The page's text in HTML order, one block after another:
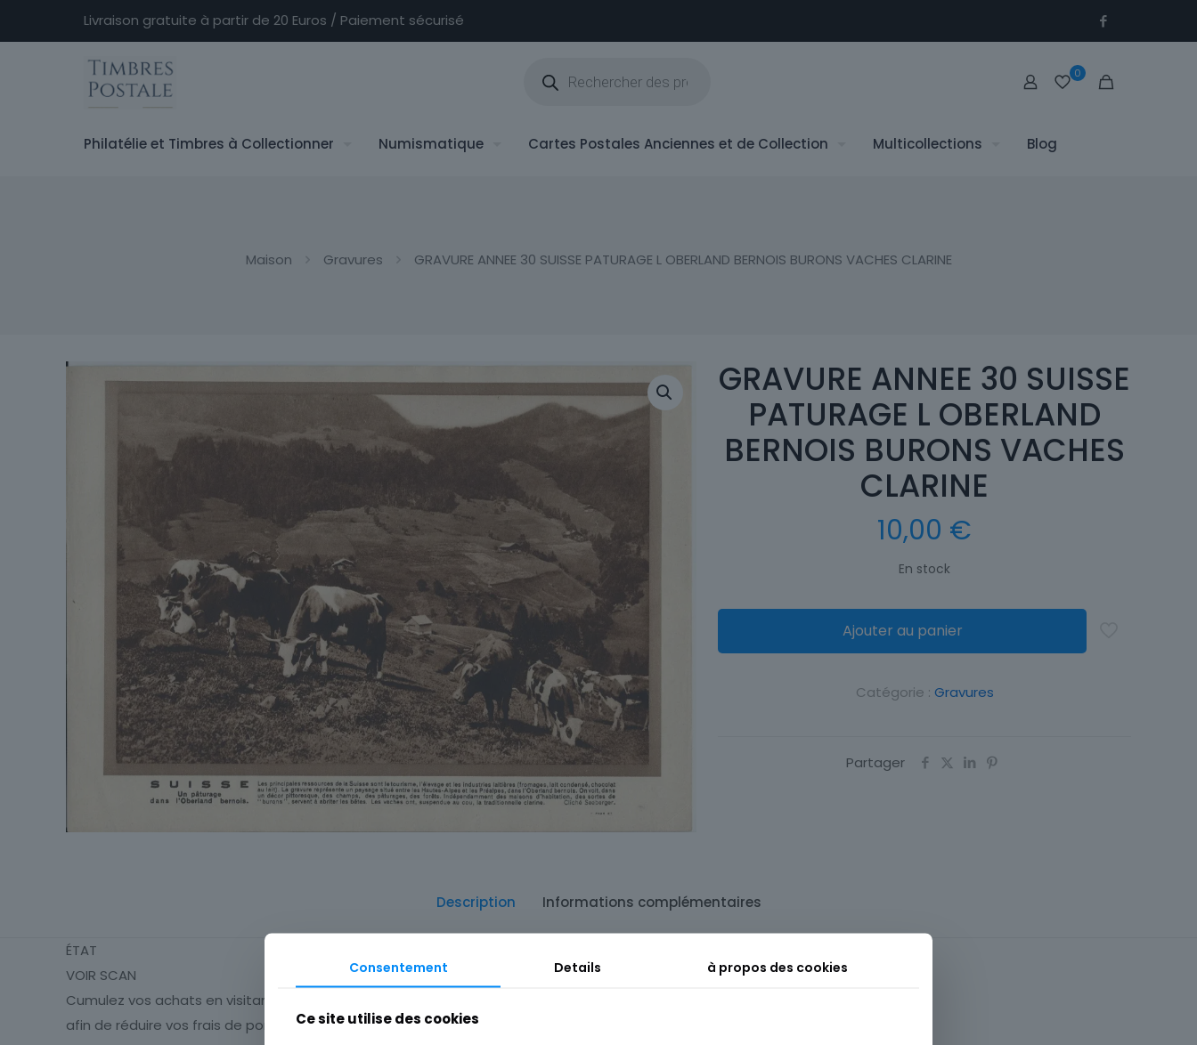
Livraison gratuite à partir de 20 Euros / Paiement sécurisé
produits
0
Philatélie et Timbres à Collectionner Numismatique Cartes Postales Anciennes et de Collection Multicollections Blog
Maison Gravures GRAVURE ANNEE 30 SUISSE PATURAGE L OBERLAND BERNOIS BURONS VACHES CLARINE
GRAVURE ANNEE 30 SUISSE
PATURAGE L OBERLAND
BERNOIS BURONS VACHES
CLARINE
10,00 €
En stock
Ajouter au panier
Catégorie : Gravures
Partager
Description Informations complémentaires
ÉTAT
VOIR SCAN
Cumulez vos achats en visitant ma boutique
afin de réduire vos frais de port.
Consentement Details à propos des cookies
Ce site utilise des cookies